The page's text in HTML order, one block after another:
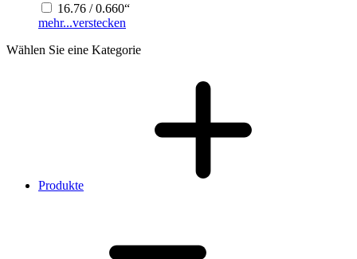
16.76 / 0.660“
mehr...verstecken
Wählen Sie eine Kategorie
Produkte